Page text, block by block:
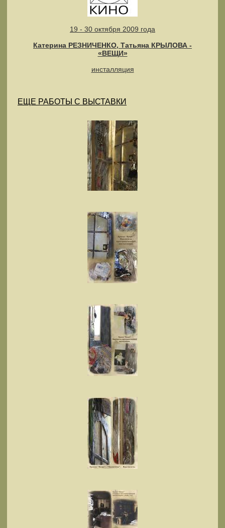
19 - 30 октября 2009 года
Катерина РЕЗНИЧЕНКО, Татьяна КРЫЛОВА -
«ВЕЩИ»
инсталляция
ЕЩЕ РАБОТЫ С ВЫСТАВКИ